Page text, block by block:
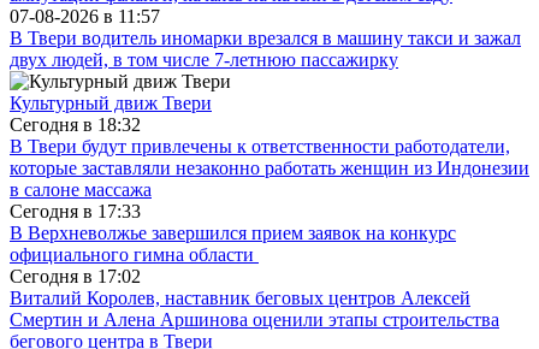
07-08-2026 в 11:57
В Твери водитель иномарки врезался в машину такси и зажал
двух людей, в том числе 7-летнюю пассажирку
Культурный движ Твери
Сегодня в 18:32
В Твери будут привлечены к ответственности работодатели,
которые заставляли незаконно работать женщин из Индонезии
в салоне массажа
Сегодня в 17:33
В Верхневолжье завершился прием заявок на конкурс
официального гимна области
Сегодня в 17:02
Виталий Королев, наставник беговых центров Алексей
Смертин и Алена Аршинова оценили этапы строительства
бегового центра в Твери